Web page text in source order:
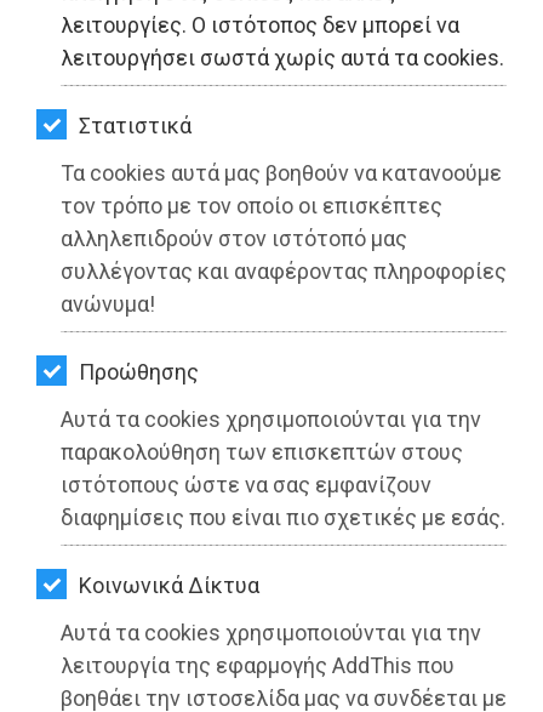
λειτουργίες. Ο ιστότοπος δεν μπορεί να
λειτουργήσει σωστά χωρίς αυτά τα cookies.
Στατιστικά
Τα cookies αυτά μας βοηθούν να κατανοούμε
τον τρόπο με τον οποίο οι επισκέπτες
αλληλεπιδρούν στον ιστότοπό μας
συλλέγοντας και αναφέροντας πληροφορίες
ανώνυμα!
Προώθησης
Αυτά τα cookies χρησιμοποιούνται για την
παρακολούθηση των επισκεπτών στους
ιστότοπους ώστε να σας εμφανίζουν
διαφημίσεις που είναι πιο σχετικές με εσάς.
Kοινωνικά Δίκτυα
Αυτά τα cookies χρησιμοποιούνται για την
λειτουργία της εφαρμογής AddThis που
βοηθάει την ιστοσελίδα μας να συνδέεται με
ΚΗΠΟΣ
ΥΓΕΙΑ
LIFESTYLE
ΤΑΞΙΔΙΑ
ΕΞΟΔΟΣ
ΠΕΡΙΒΑΛΛΟΝ
ΚΑΤΟΙΚΙΔΙΟ
ΑΓΓΕΛΙΕΣ
ΕΦΗΜΕΡΙΔΕΣ
OΔΗΓΟΣ
ΑΓΟΡΑΣ
ΨΙΘΥΡΟΙ
ΑΠΟΣΤΟΛΗ
ΑΡΘΡΩΝ
Το ΠΡΑΣΙΝΟ ΚΙΝΗΜΑ για την
Παγκόσμια Ημέρα Περιβάλλοντος: Η
Κλιματική Αλλαγή στην Ελλάδα
Διαβάστηκε 4251 φορές
05-06-2022
Από τo Dimotisnews